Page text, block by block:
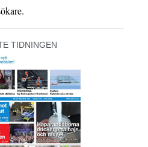
TIDNINGEN